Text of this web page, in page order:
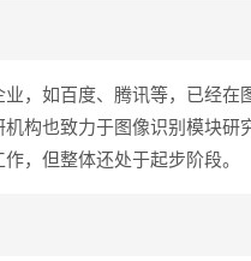
，如百度、腾讯等，已经在
构也致力于图像识别模块研
，但整体还处于起步阶段。